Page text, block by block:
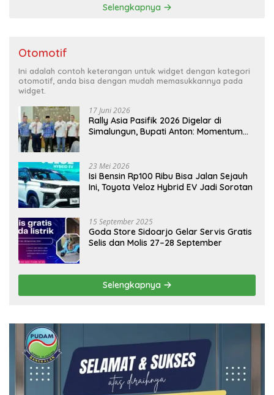
Selengkapnya
Otomotif
Ini adalah contoh keterangan untuk widget dengan kategori
otomotif, anda bisa dengan mudah memasukkannya pada
widget.
17 Juni 2026
Rally Asia Pasifik 2026 Digelar di
Simalungun, Bupati Anton: Momentum
23 Mei 2026
Isi Bensin Rp100 Ribu Bisa Jalan Sejauh
Ini, Toyota Veloz Hybrid EV Jadi Sorotan
15 September 2025
Goda Store Sidoarjo Gelar Servis Gratis
Selis dan Molis 27–28 September
Selengkapnya